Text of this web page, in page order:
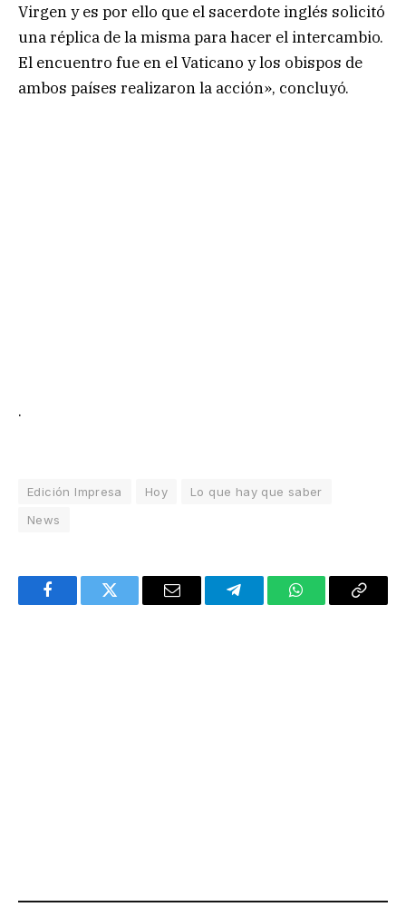
Virgen y es por ello que el sacerdote inglés solicitó
una réplica de la misma para hacer el intercambio.
El encuentro fue en el Vaticano y los obispos de
ambos países realizaron la acción», concluyó.
.
Edición Impresa Hoy
Lo que hay que saber
News
FacebookTwitter Email TelegramWhatsAppCopy